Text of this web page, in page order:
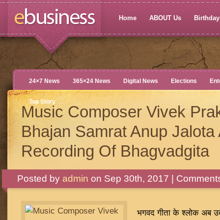
Home ABOUT Us
24×7 News 365×24 News Digital News Elections
Top Story
Music Composer Vivek
Bhajan Samrat Anup Jalota
Recording Of Bhagvadgita
Posted by admin on Sep 30th, 2017 |
भगवद गीता के श्लोक अब